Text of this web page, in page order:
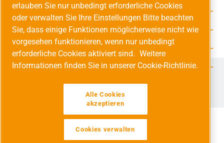
Zahlungsarten
Adresse
Umweltschutz & Partnerschaft
Jetzt auf Social Media folgen!
InstagramYouTubeLinkedIn
Alle Preise inkl. gesetzl. Mehrwertsteuer zzgl.
erlauben Sie nur unbedingt erforderliche Cookies
oder verwalten Sie Ihre Einstellungen Bitte beachten
Sie, dass einige Funktionen möglicherweise nicht wie
vorgesehen funktionieren, wenn nur unbedingt
erforderliche Cookies aktiviert sind. Weitere
Informationen finden Sie in unserer Cookie-Richtlinie.
Alle Cookies
akzeptieren
Cookies verwalten